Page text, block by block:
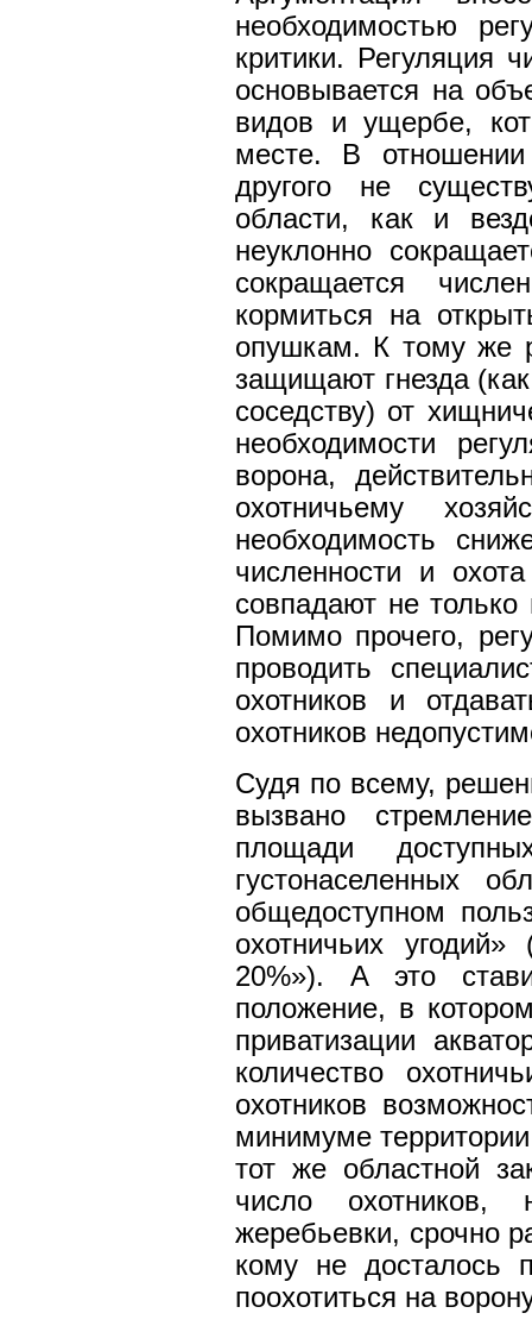
необходимостью
критики. Регуляция
основывается на
видов и ущербе,
месте. В
другого не
области, как и
неуклонно
сокращается
кормиться на
опушкам. К тому же
защищают гнезда
соседству) от
необходимости
ворона,
охотничьему
необходимость
численности и
совпадают не
Помимо прочего,
проводить
охотников и
охотников
Судя по всему,
вызвано
площади
густонаселенных
общедоступном
охотничьих
20%»). А это
положение, в
приватизации
количество
охотников
минимуме территории
тот же областной
число охотников,
жеребьевки, срочно
кому не досталось
поохотиться на